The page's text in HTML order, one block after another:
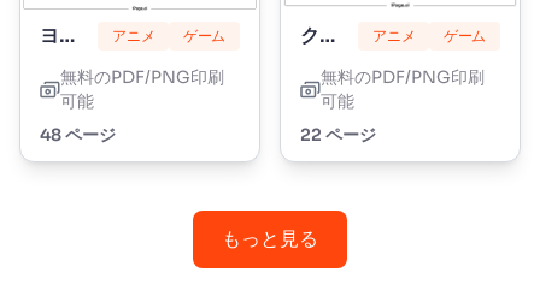
ヨッシー アニメ ゲーム
無料のPDF/PNG印刷
可能
48 ページ
クッパ アニメ ゲーム
無料のPDF/PNG印刷
可能
22 ページ
もっと見る